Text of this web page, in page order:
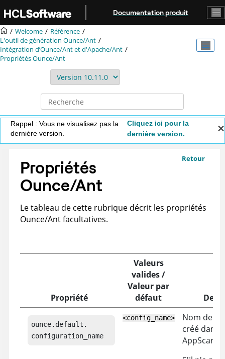
Aller au contenu principal
Documentation produit
Welcome
Référence
L'outil de génération Ounce/Ant
Intégration d’Ounce/Ant et d'Apache/Ant
Propriétés Ounce/Ant
Rappel : Vous ne visualisez pas la
dernière version.
Cliquez ici pour la
dernière version.
Retour
Propriétés
Ounce/Ant
Le tableau de cette rubrique décrit les propriétés
Ounce/Ant facultatives.
Propriété
Valeurs
valides /
Valeur par
défaut
ounce.default.
configuration_name
<config_name>
Nom de
créé dans
AppScan